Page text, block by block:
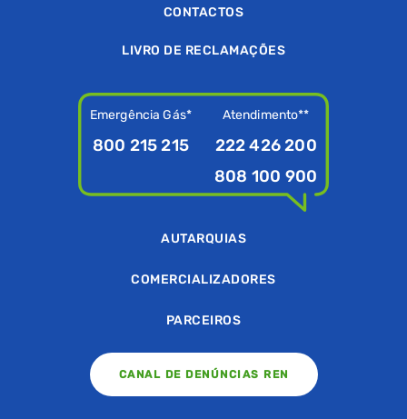
CONTACTOS
LIVRO DE RECLAMAÇÕES
Emergência Gás*
800 215 215
Atendimento**
222 426 200
808 100 900
AUTARQUIAS
COMERCIALIZADORES
PARCEIROS
CANAL DE DENÚNCIAS REN